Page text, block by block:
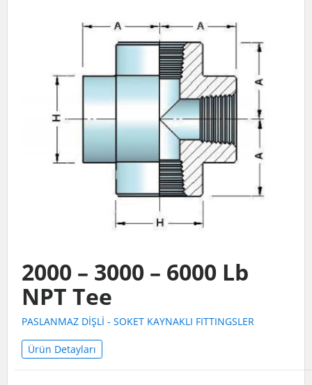
2000 – 3000 – 6000 Lb
NPT Tee
PASLANMAZ DİŞLİ - SOKET KAYNAKLI FITTINGSLER
Ürün Detayları